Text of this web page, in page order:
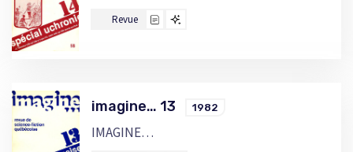
Revue
imagine… 13 1982
IMAGINE…